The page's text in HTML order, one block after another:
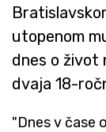
utopenom
dnes o život
dvaja 18-
"Dnes v čase